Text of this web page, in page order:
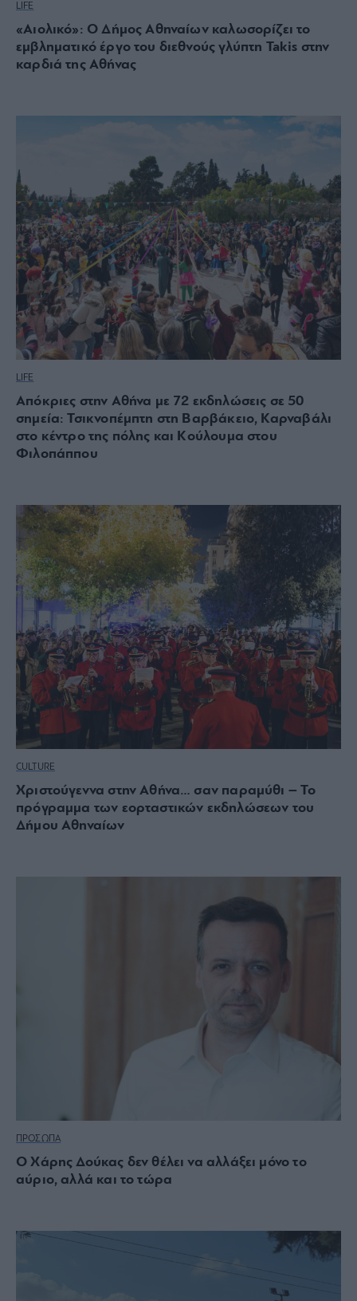
LIFE
«Αιολικό»: O Δήμος Αθηναίων καλωσορίζει το
εμβληματικό έργο του διεθνούς γλύπτη Takis στην
καρδιά της Αθήνας
LIFE
Απόκριες στην Αθήνα με 72 εκδηλώσεις σε 50
σημεία: Τσικνοπέμπτη στη Βαρβάκειο, Καρναβάλι
στο κέντρο της πόλης και Κούλουμα στου
Φιλοπάππου
CULTURE
Χριστούγεννα στην Αθήνα… σαν παραμύθι – Το
πρόγραμμα των εορταστικών εκδηλώσεων του
Δήμου Αθηναίων
ΠΡΟΣΩΠΑ
Ο Χάρης Δούκας δεν θέλει να αλλάξει μόνο το
αύριο, αλλά και το τώρα